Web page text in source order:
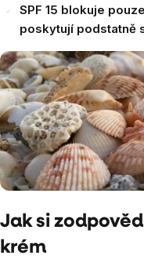
SPF 15 blokuje
poskytují podstatně
Jak si
krém